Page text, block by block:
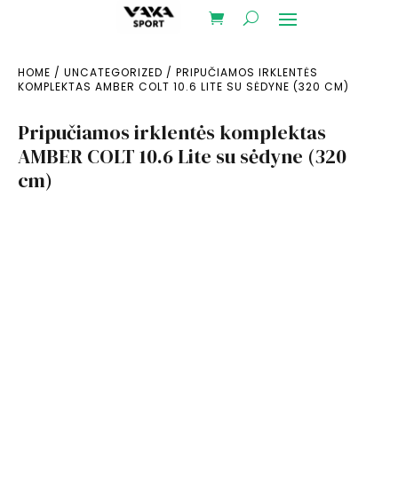
HOME / UNCATEGORIZED / PRIPUČIAMOS IRKLENTĖS
KOMPLEKTAS AMBER COLT 10.6 LITE SU SĖDYNE (320 CM)
Pripučiamos irklentės komplektas
AMBER COLT 10.6 Lite su sėdyne (320
cm)